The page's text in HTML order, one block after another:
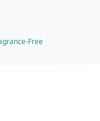
Free